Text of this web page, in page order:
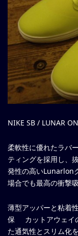
NIKE SB / LUNAR
柔軟性に優れたラバ
ティングを採用し、
発性の高いLunarlon
場合でも最高の衝撃
薄型アッパーと粘着
保 カットアウェイ
た通気性とスリム化を